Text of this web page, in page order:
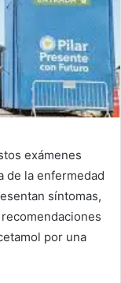
exámenes
de la enfermedad
síntomas,
por una